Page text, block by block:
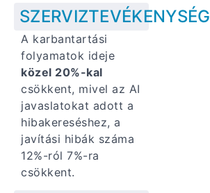
SZERVIZTEVÉKENYSÉG
A karbantartási
folyamatok ideje
közel 20%-kal
csökkent, mivel az AI
javaslatokat adott a
hibakereséshez, a
javítási hibák száma
12%-ról 7%-ra
csökkent.